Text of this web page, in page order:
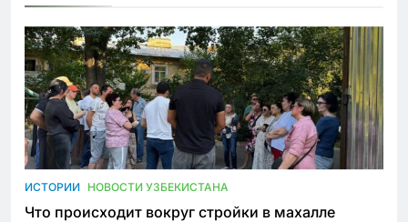
ИСТОРИИ НОВОСТИ УЗБЕКИСТАНА
Что происходит вокруг стройки в махалле